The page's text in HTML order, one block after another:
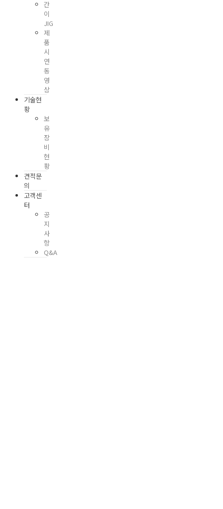
간
이
JIG
제
품
시
연
동
영
상
기술현
황
보
유
장
비
현
황
견적문
의
고객센
터
공
지
사
항
Q&A